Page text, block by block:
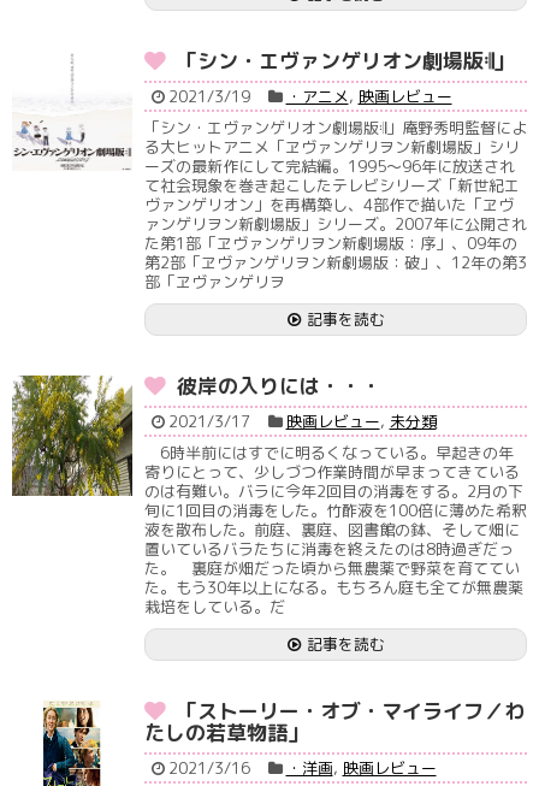
「シン・エヴァンゲリオン劇場版𝄇」
2021/3/19 ・アニメ, 映画レビュー
「シン・エヴァンゲリオン劇場版𝄇」庵野秀明監督によ
る大ヒットアニメ「ヱヴァンゲリヲン新劇場版」シリ
ーズの最新作にして完結編。1995～96年に放送され
て社会現象を巻き起こしたテレビシリーズ「新世紀エ
ヴァンゲリオン」を再構築し、4部作で描いた「ヱヴ
ァンゲリヲン新劇場版」シリーズ。2007年に公開され
た第1部「ヱヴァンゲリヲン新劇場版：序」、09年の
第2部「ヱヴァンゲリヲン新劇場版：破」、12年の第3
部「ヱヴァンゲリヲ
記事を読む
彼岸の入りには・・・
2021/3/17 映画レビュー, 未分類
6時半前にはすでに明るくなっている。早起きの年
寄りにとって、少しづつ作業時間が早まってきている
のは有難い。バラに今年2回目の消毒をする。2月の下
旬に1回目の消毒をした。竹酢液を100倍に薄めた希釈
液を散布した。前庭、裏庭、図書館の鉢、そして畑に
置いているバラたちに消毒を終えたのは8時過ぎだっ
た。 裏庭が畑だった頃から無農薬で野菜を育ててい
た。もう30年以上になる。もちろん庭も全てが無農薬
栽培をしている。だ
記事を読む
「ストーリー・オブ・マイライフ／わ
たしの若草物語」
2021/3/16 ・洋画, 映画レビュー